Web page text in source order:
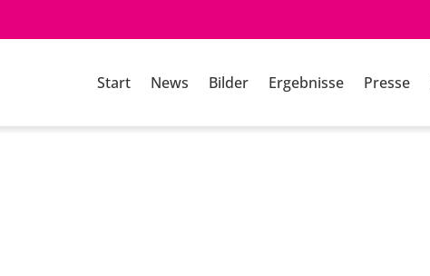
Start News Bilder Ergebnisse Presse